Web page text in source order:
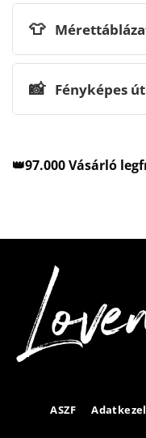
👕
📸 Fényképes
👑97.000 Vásárló
ASZF